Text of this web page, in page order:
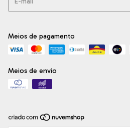
Meios de pagamento
Meios de envio